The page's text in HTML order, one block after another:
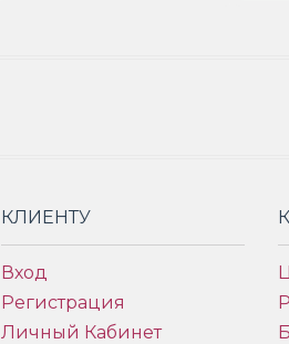
КЛИЕНТУ
Вход
Регистрация
Личный Кабинет